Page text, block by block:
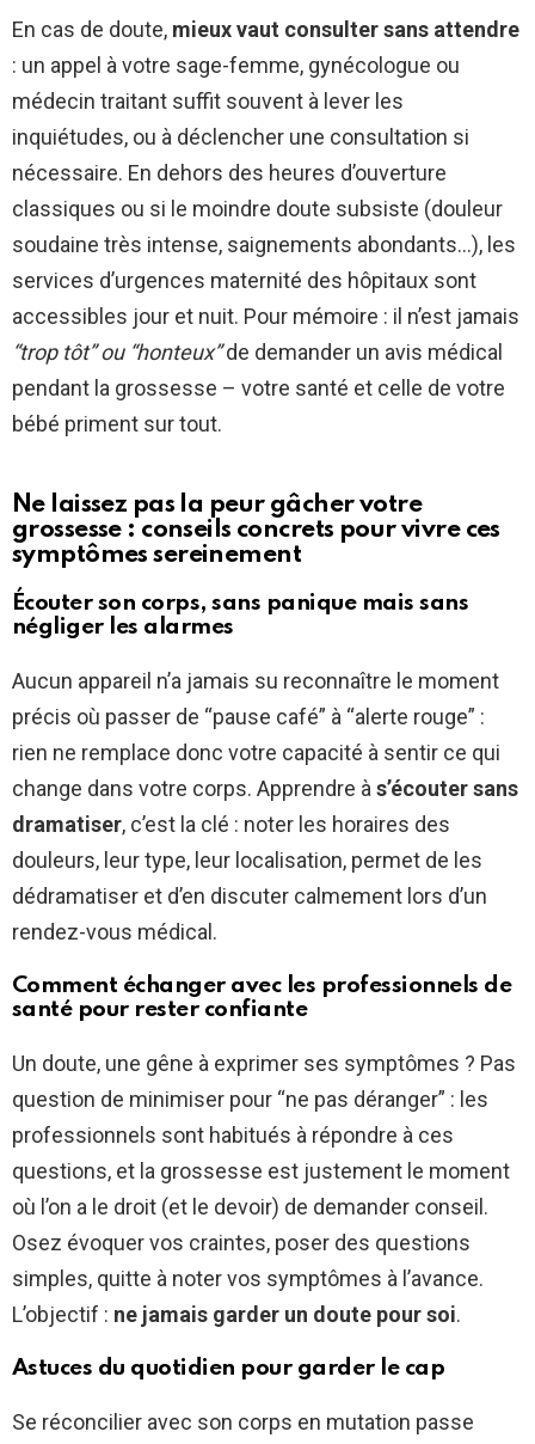
En cas de doute, mieux vaut consulter sans attendre
: un appel à votre sage-femme, gynécologue ou
médecin traitant suffit souvent à lever les
inquiétudes, ou à déclencher une consultation si
nécessaire. En dehors des heures d’ouverture
classiques ou si le moindre doute subsiste (douleur
soudaine très intense, saignements abondants…), les
services d’urgences maternité des hôpitaux sont
accessibles jour et nuit. Pour mémoire : il n’est jamais
“trop tôt” ou “honteux”de demander un avis médical
pendant la grossesse – votre santé et celle de votre
bébé priment sur tout.
Ne laissez pas la peur gâcher votre
grossesse : conseils concrets pour vivre ces
symptômes sereinement
Écouter son corps, sans panique mais sans
négliger les alarmes
Aucun appareil n’a jamais su reconnaître le moment
précis où passer de “pause café” à “alerte rouge” :
rien ne remplace donc votre capacité à sentir ce qui
change dans votre corps. Apprendre à s’écouter sans
dramatiser, c’est la clé : noter les horaires des
douleurs, leur type, leur localisation, permet de les
dédramatiser et d’en discuter calmement lors d’un
rendez-vous médical.
Comment échanger avec les professionnels de
santé pour rester confiante
Un doute, une gêne à exprimer ses symptômes ? Pas
question de minimiser pour “ne pas déranger” : les
professionnels sont habitués à répondre à ces
questions, et la grossesse est justement le moment
où l’on a le droit (et le devoir) de demander conseil.
Osez évoquer vos craintes, poser des questions
simples, quitte à noter vos symptômes à l’avance.
L’objectif : ne jamais garder un doute pour soi.
Astuces du quotidien pour garder le cap
Se réconcilier avec son corps en mutation passe